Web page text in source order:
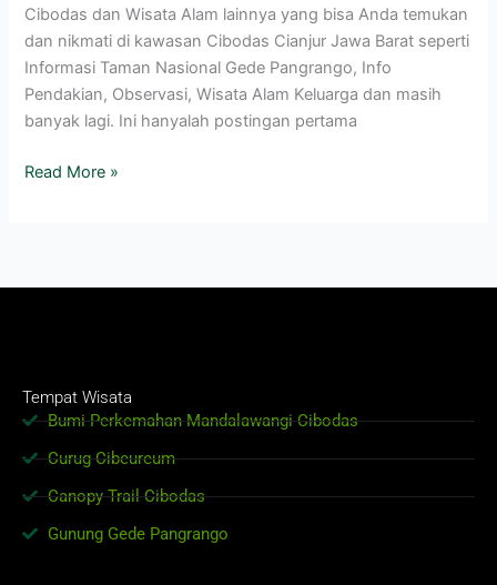
Cibodas dan Wisata Alam lainnya yang bisa Anda temukan
dan nikmati di kawasan Cibodas Cianjur Jawa Barat seperti
Informasi Taman Nasional Gede Pangrango, Info
Pendakian, Observasi, Wisata Alam Keluarga dan masih
banyak lagi. Ini hanyalah postingan pertama
Read More »
Tempat Wisata
Bumi Perkemahan Mandalawangi Cibodas
Curug Cibeureum
Canopy Trail Cibodas
Gunung Gede Pangrango